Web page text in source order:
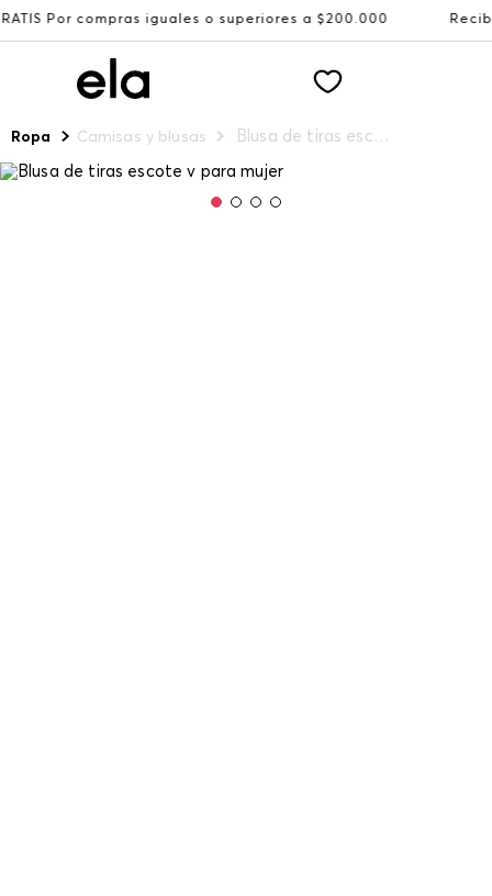
iguales o superiores a $200.000 Recibe: 15%OFF
Ropa Camisas y blusas Blusa de tiras escote v para mujer